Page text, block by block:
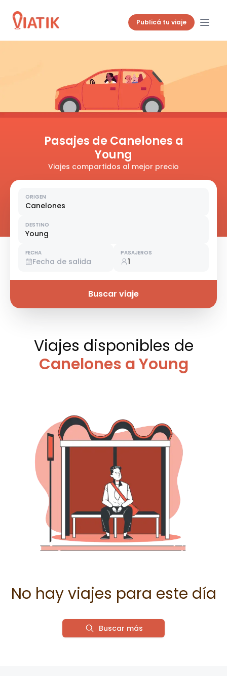
Publicá tu viaje
Pasajes de Canelones a
Young
Viajes compartidos al mejor precio
ORIGEN
Canelones
DESTINO
Young
FECHA
Fecha de salida
PASAJEROS
1
Buscar viaje
Viajes disponibles de
Canelones a Young
No hay viajes para este día
Buscar más